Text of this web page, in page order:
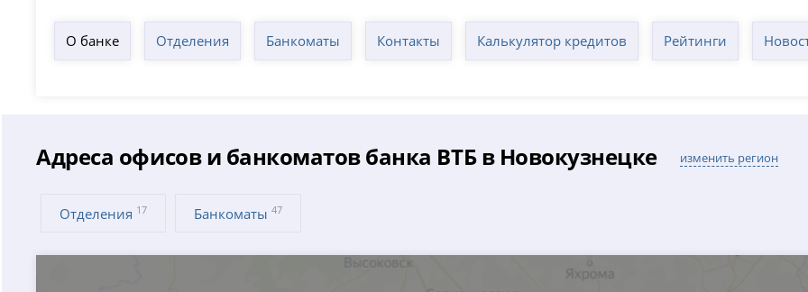
О банке Отделения Банкоматы Контакты Калькулятор кредитов Рейтинги
Адреса офисов и банкоматов банка ВТБ в Новокузнецке изменить регион
Отделения 17 Банкоматы47